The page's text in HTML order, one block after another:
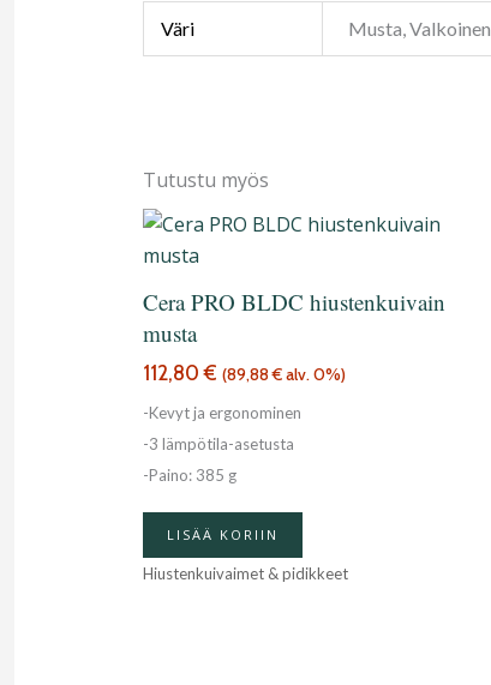
Väri Musta, Valkoinen
Tutustu myös
Cera PRO BLDC hiustenkuivain
musta
112,80€ (89,88€alv. 0%)
-Kevyt ja ergonominen
-3 lämpötila-asetusta
-Paino: 385 g
LISÄÄ KORIIN
Hiustenkuivaimet & pidikkeet